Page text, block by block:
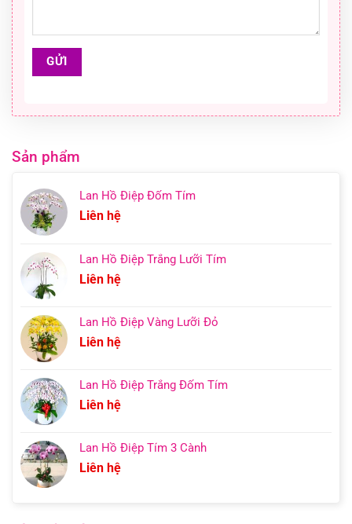
Sản phẩm
Lan Hồ Điệp Đốm Tím
Liên hệ
Lan Hồ Điệp Trắng Lưỡi Tím
Liên hệ
Lan Hồ Điệp Vàng Lưỡi Đỏ
Liên hệ
Lan Hồ Điệp Trắng Đốm Tím
Liên hệ
Lan Hồ Điệp Tím 3 Cành
Liên hệ